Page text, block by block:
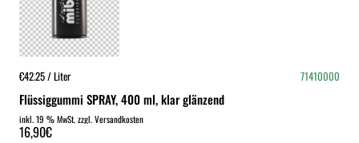
€42.25 / Liter 71410000
Flüssiggummi SPRAY, 400 ml, klar glänzend
inkl. 19 % MwSt. zzgl. Versandkosten
16,90€